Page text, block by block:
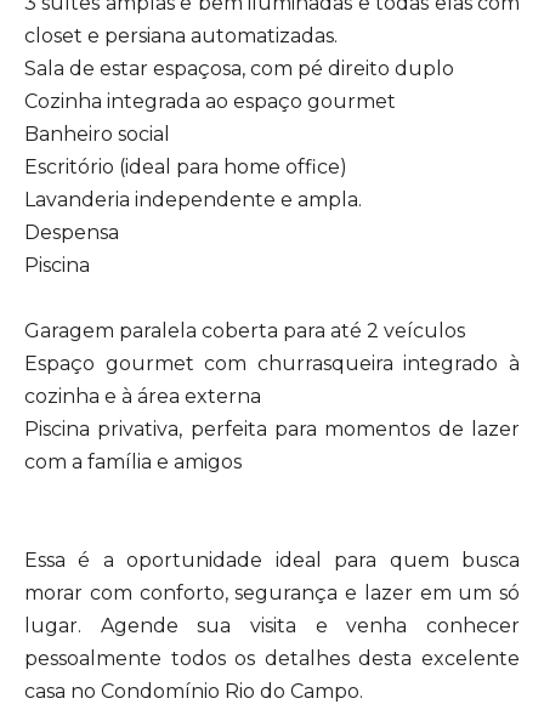
closet e persiana automatizadas.
Sala de estar espaçosa, com pé direito duplo
Cozinha integrada ao espaço gourmet
Banheiro social
Escritório (ideal para home office)
Lavanderia independente e ampla.
Despensa
Piscina
Garagem paralela coberta para até 2 veículos
Espaço gourmet com churrasqueira integrado à
cozinha e à área externa
Piscina privativa, perfeita para momentos de lazer
com a família e amigos
Essa é a oportunidade ideal para quem busca
morar com conforto, segurança e lazer em um só
lugar. Agende sua visita e venha conhecer
pessoalmente todos os detalhes desta excelente
casa no Condomínio Rio do Campo.